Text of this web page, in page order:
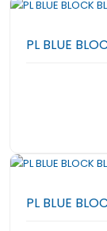
PL BLUE
PL BLUE